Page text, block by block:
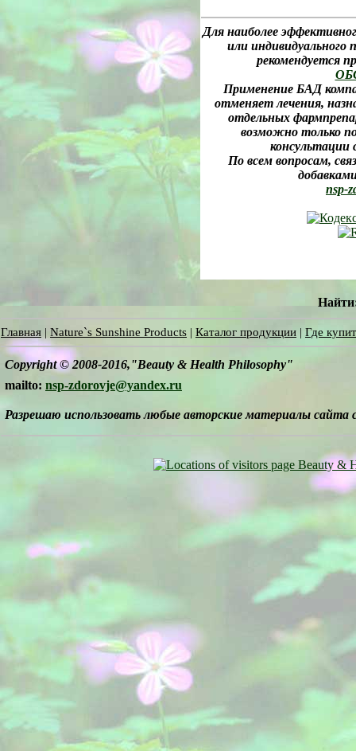
Для наиболее
или
рекомендуется
Применение БАД
отменяет лечения,
отдельных
возможно только
консультации
По всем вопросам,
nsp-
Главная | Nature`s Sunshine Products | Каталог продукции | Где
Copyright © 2008-2016,"Beauty & Health Philosophy"
mailto: nsp-zdorovje@yandex.ru
Разрешаю использовать любые авторские материалы сайта